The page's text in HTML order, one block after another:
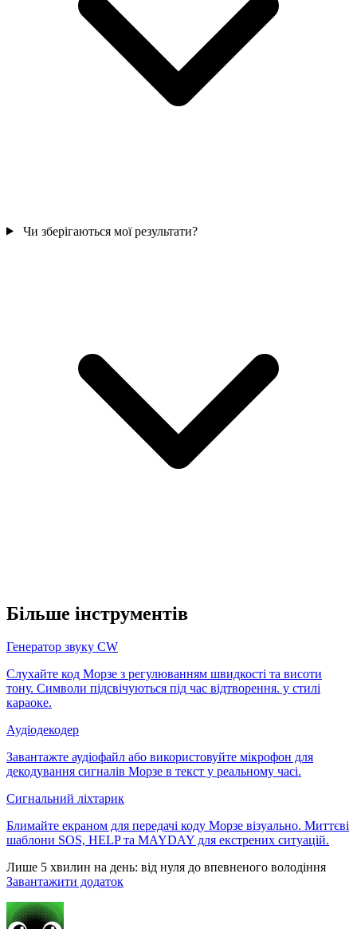
Чи зберігаються мої результати?
Більше інструментів
Генератор звуку CW
Слухайте код Морзе з регулюванням швидкості та висоти
тону. Символи підсвічуються під час відтворення. у стилі
караоке.
Аудіодекодер
Завантажте аудіофайл або використовуйте мікрофон для
декодування сигналів Морзе в текст у реальному часі.
Сигнальний ліхтарик
Блимайте екраном для передачі коду Морзе візуально. Миттєві
шаблони SOS, HELP та MAYDAY для екстрених ситуацій.
Лише 5 хвилин на день: від нуля до впевненого володіння
Завантажити додаток